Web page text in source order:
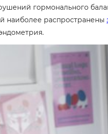
гормонального
наиболее распространены